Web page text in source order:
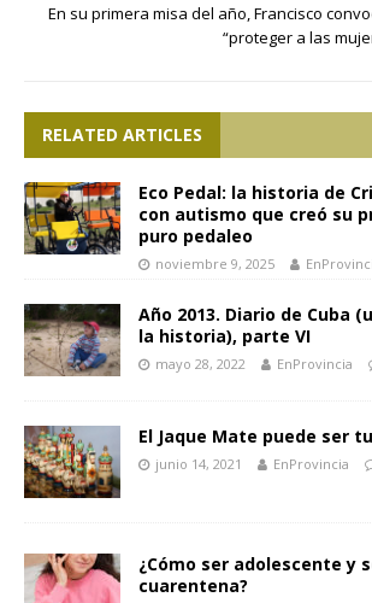
En su primera misa del año, Francisco
“proteger a las
RELATED ARTICLES
Eco Pedal: la historia de
con autismo que creó su
puro pedaleo
noviembre 9, 2025
Año 2013. Diario de Cuba
la historia), parte VI
mayo 28, 2022 EnProvincia
El Jaque Mate puede ser
junio 14, 2021 EnProvincia
¿Cómo ser adolescente y
cuarentena?